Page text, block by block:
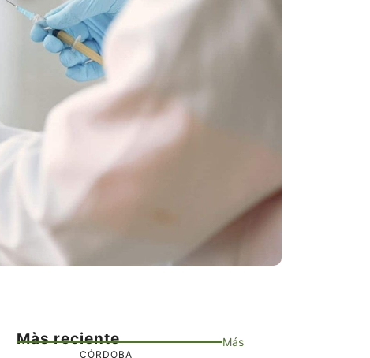
Màs reciente Más
CÓRDOBA